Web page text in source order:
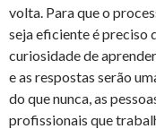
volta. Para que o
seja eficiente é preciso
curiosidade de
e as respostas serão
do que nunca, as
profissionais que